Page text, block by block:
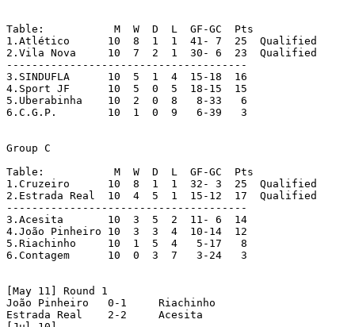
Table:		 M  W  D  L  GF-GC  Pts
1.Atlético	10  8  1  1  41- 7  25	Qualified
2.Vila Nova	10  7  2  1  30- 6  23	Qualified
--------------------------------------
3.SINDUFLA	10  5  1  4  15-18  16
4.Sport JF	10  5  0  5  18-15  15
5.Uberabinha	10  2  0  8   8-33   6
6.C.G.P.	10  1  0  9   6-39   3
Group C
Table:		 M  W  D  L  GF-GC  Pts
1.Cruzeiro	10  8  1  1  32- 3  25  Qualified
2.Estrada Real	10  4  5  1  15-12  17	Qualified
--------------------------------------
3.Acesita	10  3  5  2  11- 6  14
4.João Pinheiro	10  3  3  4  10-14  12
5.Riachinho	10  1  5  4   5-17   8
6.Contagem	10  0  3  7   3-24   3
[May 11] Round 1
João Pinheiro  	0-1	Riachinho
Estrada Real   	2-2	Acesita